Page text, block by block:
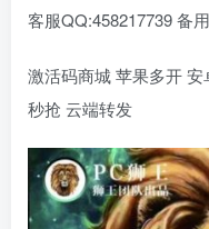
客服QQ:458217739 备
激活码商城 苹果多开
秒抢 云端转发